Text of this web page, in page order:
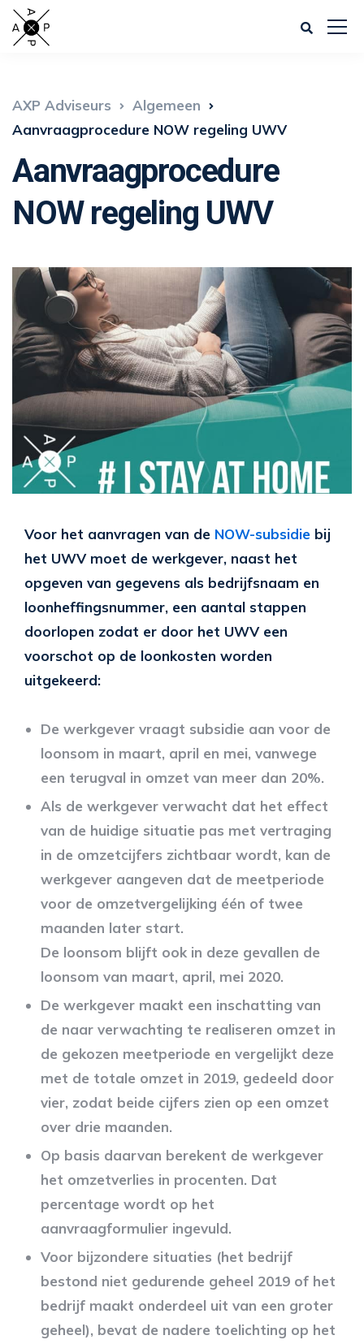
AXP Adviseurs
Algemeen
Aanvraagprocedure NOW regeling UWV
Aanvraagprocedure
NOW regeling UWV
Voor het aanvragen van de NOW-subsidie bij
het UWV moet de werkgever, naast het
opgeven van gegevens als bedrijfsnaam en
loonheffingsnummer, een aantal stappen
doorlopen zodat er door het UWV een
voorschot op de loonkosten worden
uitgekeerd:
De werkgever vraagt subsidie aan voor de
loonsom in maart, april en mei, vanwege
een terugval in omzet van meer dan 20%.
Als de werkgever verwacht dat het effect
van de huidige situatie pas met vertraging
in de omzetcijfers zichtbaar wordt, kan de
werkgever aangeven dat de meetperiode
voor de omzetvergelijking één of twee
maanden later start.
De loonsom blijft ook in deze gevallen de
loonsom van maart, april, mei 2020.
De werkgever maakt een inschatting van
de naar verwachting te realiseren omzet in
de gekozen meetperiode en vergelijkt deze
met de totale omzet in 2019, gedeeld door
vier, zodat beide cijfers zien op een omzet
over drie maanden.
Op basis daarvan berekent de werkgever
het omzetverlies in procenten. Dat
percentage wordt op het
aanvraagformulier ingevuld.
Voor bijzondere situaties (het bedrijf
bestond niet gedurende geheel 2019 of het
bedrijf maakt onderdeel uit van een groter
geheel), bevat de nadere toelichting op het